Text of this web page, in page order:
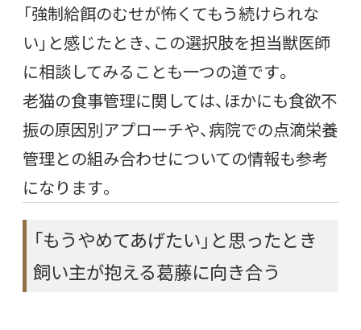
「強制給餌のむせが怖くてもう続けられな
い」と感じたとき、この選択肢を担当獣医師
に相談してみることも一つの道です。
老猫の食事管理に関しては、ほかにも食欲不
振の原因別アプローチや、病院での点滴栄養
管理との組み合わせについての情報も参考
になります。
「もうやめてあげたい」と思ったとき
飼い主が抱える葛藤に向き合う